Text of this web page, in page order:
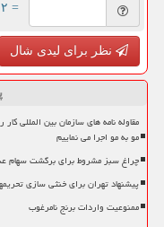
= ۲ بعلاوه ۳
نظر برای لیدی شال
مقاوله نامه های سازمان بین المللی
مو به مو اجرا می نماییم
چراغ سبز مشروط برای برگشت سهام
پیشنهاد تهران برای خنثی سازی
ممنوعیت واردات برنج نامرغوب